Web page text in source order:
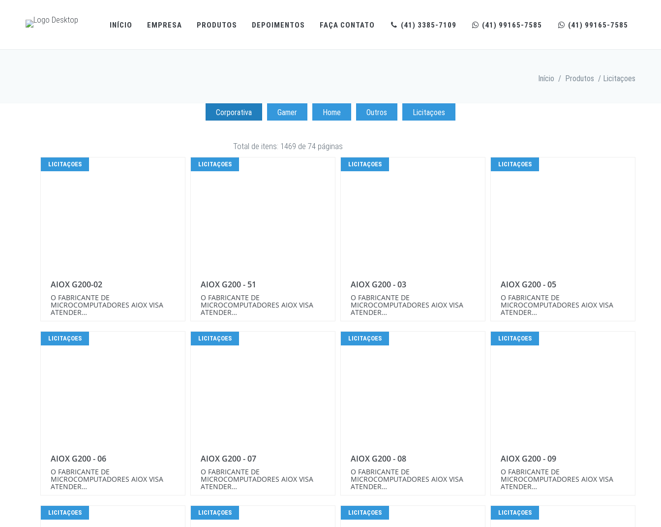
INÍCIO EMPRESA PRODUTOS DEPOIMENTOS FAÇA CONTATO (41) 3385-7109 (41) 99165-7585 (41) 99165-7585
Início / Produtos / Licitaçoes
Corporativa Gamer Home Outros Licitaçoes
Total de itens: 1469 de 74 páginas
LICITAÇOES
AIOX G200-02
O FABRICANTE DE
MICROCOMPUTADORES AIOX VISA
ATENDER…
LICITAÇOES
AIOX G200 - 51
O FABRICANTE DE
MICROCOMPUTADORES AIOX VISA
ATENDER…
LICITAÇOES
AIOX G200 - 03
O FABRICANTE DE
MICROCOMPUTADORES AIOX VISA
ATENDER…
LICITAÇOES
AIOX G200 - 05
O FABRICANTE DE
MICROCOMPUTADORES AIOX VISA
ATENDER…
LICITAÇOES
AIOX G200 - 06
O FABRICANTE DE
MICROCOMPUTADORES AIOX VISA
ATENDER…
LICITAÇOES
AIOX G200 - 07
O FABRICANTE DE
MICROCOMPUTADORES AIOX VISA
ATENDER…
LICITAÇOES
AIOX G200 - 08
O FABRICANTE DE
MICROCOMPUTADORES AIOX VISA
ATENDER…
LICITAÇOES
AIOX G200 - 09
O FABRICANTE DE
MICROCOMPUTADORES AIOX VISA
ATENDER…
LICITAÇOES LICITAÇOES LICITAÇOES LICITAÇOES